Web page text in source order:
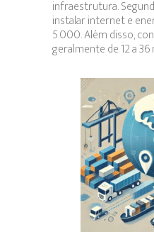
infraestrutura.
instalar internet e
5.000. Além disso,
geralmente de 12 a 36